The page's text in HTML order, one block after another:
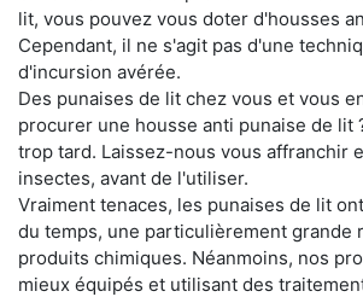
lit, vous pouvez vous doter d'housses
Cependant, il ne s'agit pas d'une
d'incursion avérée.
Des punaises de lit chez vous et vous
procurer une housse anti punaise de lit
trop tard. Laissez-nous vous affranchir
insectes, avant de l'utiliser.
Vraiment tenaces, les punaises de lit
du temps, une particulièrement grande
produits chimiques. Néanmoins, nos
mieux équipés et utilisant des